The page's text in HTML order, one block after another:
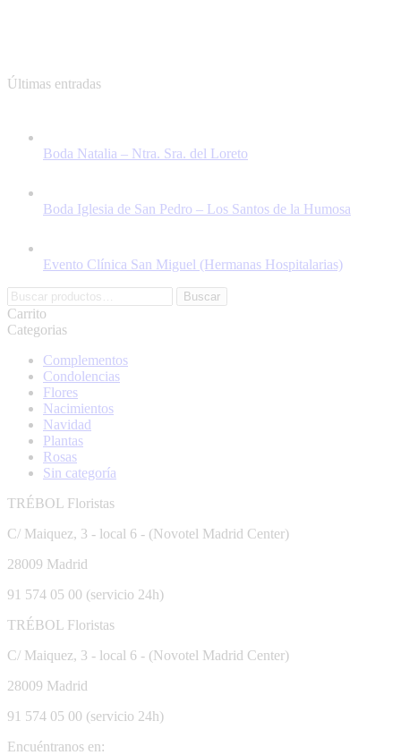
Últimas entradas
Boda Natalia – Ntra. Sra. del Loreto
Boda Iglesia de San Pedro – Los Santos de la Humosa
Evento Clínica San Miguel (Hermanas Hospitalarias)
Buscar
por:
Buscar
Carrito
Categorias
Complementos
Condolencias
Flores
Nacimientos
Navidad
Plantas
Rosas
Sin categoría
TRÉBOL Floristas
C/ Maiquez, 3 - local 6 - (Novotel Madrid Center)
28009 Madrid
91 574 05 00 (servicio 24h)
TRÉBOL Floristas
C/ Maiquez, 3 - local 6 - (Novotel Madrid Center)
28009 Madrid
91 574 05 00 (servicio 24h)
Encuéntranos en: